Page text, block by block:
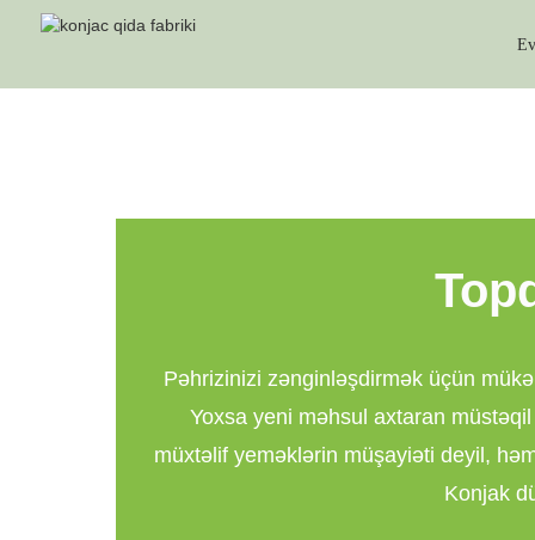
Pəhrizinizi zənginləşdirmək üçün
Yoxsa yeni məhsul axtaran müstəqil
müxtəlif yeməklərin müşayiəti deyil,
Konjak